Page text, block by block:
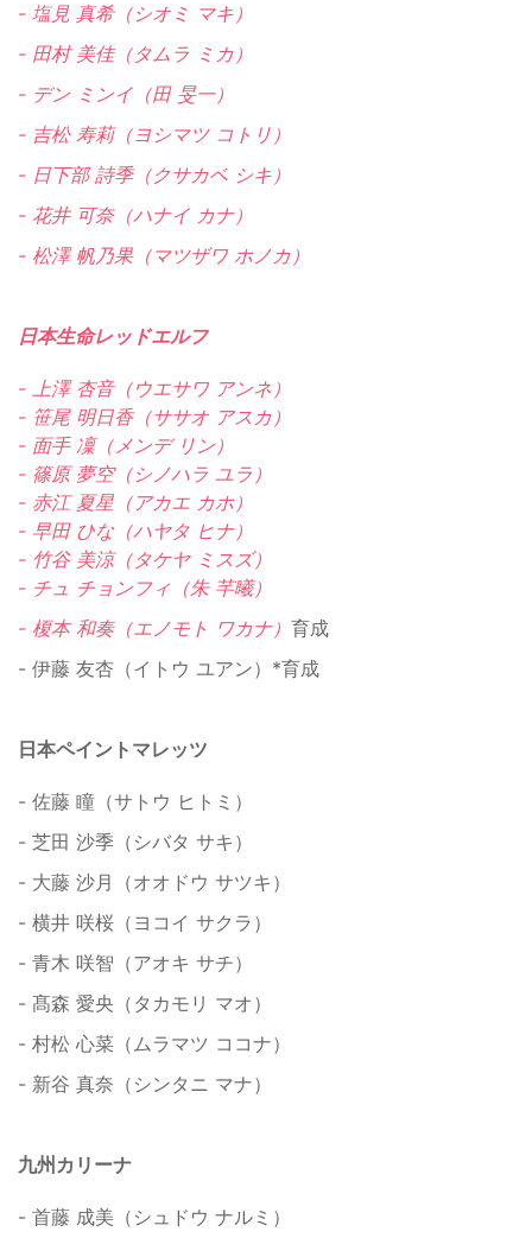
- 塩見 真希（シオミ マキ）
- 田村 美佳（タムラ ミカ）
- デン ミンイ（田 旻一）
- 吉松 寿莉（ヨシマツ コトリ）
- 日下部 詩季（クサカベ シキ）
- 花井 可奈（ハナイ カナ）
- 松澤 帆乃果（マツザワ ホノカ）
日本生命レッドエルフ
- 上澤 杏音（ウエサワ アンネ）
- 笹尾 明日香（ササオ アスカ）
- 面手 凜（メンデ リン）
- 篠原 夢空（シノハラ ユラ）
- 赤江 夏星（アカエ カホ）
- 早田 ひな（ハヤタ ヒナ）
- 竹谷 美涼（タケヤ ミスズ）
- チュ チョンフィ（朱 芊曦）
- 榎本 和奏（エノモト ワカナ） 育成
- 伊藤 友杏（イトウ ユアン）*育成
日本ペイントマレッツ
- 佐藤 瞳（サトウ ヒトミ）
- 芝田 沙季（シバタ サキ）
- 大藤 沙月（オオドウ サツキ）
- 横井 咲桜（ヨコイ サクラ）
- 青木 咲智（アオキ サチ）
- 髙森 愛央（タカモリ マオ）
- 村松 心菜（ムラマツ ココナ）
- 新谷 真奈（シンタニ マナ）
九州カリーナ
- 首藤 成美（シュドウ ナルミ）